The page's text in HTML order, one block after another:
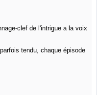
clef de l'intrigue a la voix
tendu, chaque épisode